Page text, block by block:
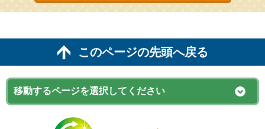
このページの先頭へ戻る